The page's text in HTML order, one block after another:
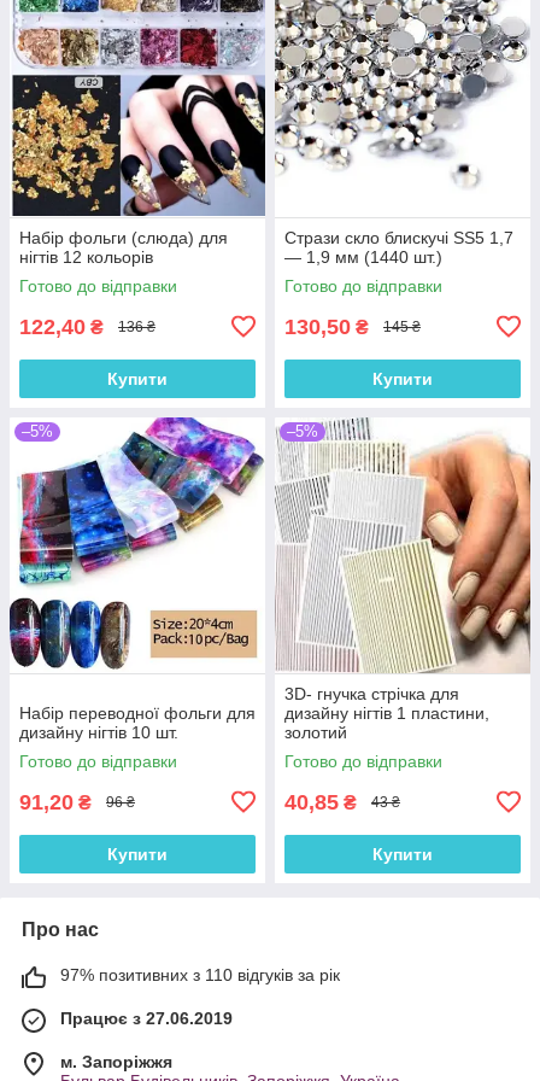
Набір фольги (слюда) для
нігтів 12 кольорів
Готово до відправки
122,40 ₴ 136 ₴
Купити
Стрази скло блискучі SS5 1,7
— 1,9 мм (1440 шт.)
Готово до відправки
130,50 ₴ 145 ₴
Купити
–5%
Набір переводної фольги для
дизайну нігтів 10 шт.
Готово до відправки
91,20 ₴ 96 ₴
Купити
–5%
3D- гнучка стрічка для
дизайну нігтів 1 пластини,
золотий
Готово до відправки
40,85 ₴ 43 ₴
Купити
Про нас
97% позитивних з 110 відгуків за рік
Працює з 27.06.2019
м. Запоріжжя